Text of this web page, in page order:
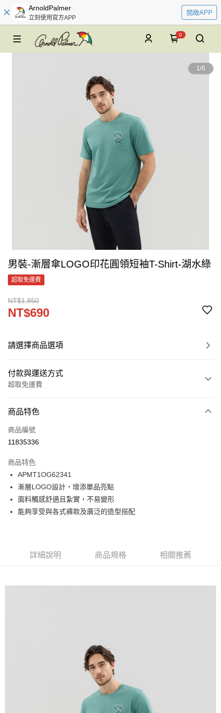
ArnoldPalmer
立刻使用官方APP
開啟APP
0
1/6
男裝-漸層傘LOGO印花圓領短袖T-Shirt-湖水綠
超取免運費
NT$1,850
NT$690
請選擇商品選項
付款與運送方式
超取免運費
信用卡一次付款
LINE Pay
悠遊付
Google Pay
貨到付款
每筆NT$120，滿NT$1,500(含以上)免運費
商品特色
商品編號
11835336
商品特色
APMT1OG62341
漸層LOGO設計，增添單品亮點
面料觸感舒適且紮實，不易變形
能夠享受與各式褲款及廣泛的造型搭配
詳細說明 商品規格 相關推薦